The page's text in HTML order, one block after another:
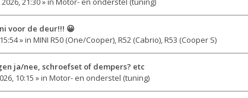
voor de deur!!! 😀
» in MINI R50 (One/Cooper), R52 (Cabrio), R53 (Cooper S)
ja/nee, schroefset of dempers? etc
10:15 » in Motor- en onderstel (tuning)